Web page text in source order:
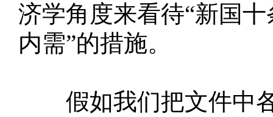
济学角度来看待“新国
内需”的措施。
假如我们把文件中各